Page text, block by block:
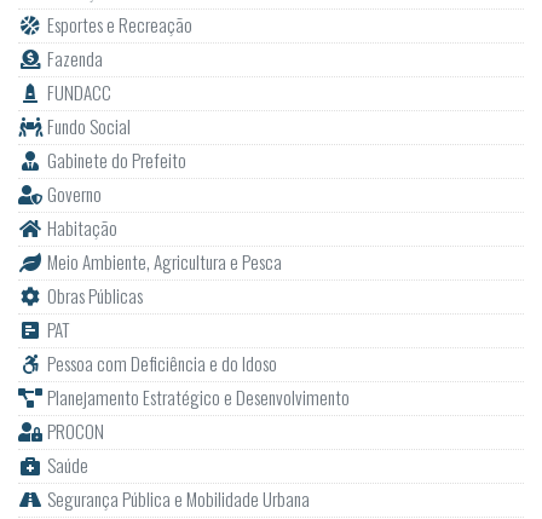
Esportes e Recreação
Fazenda
FUNDACC
Fundo Social
Gabinete do Prefeito
Governo
Habitação
Meio Ambiente, Agricultura e Pesca
Obras Públicas
PAT
Pessoa com Deficiência e do Idoso
Planejamento Estratégico e Desenvolvimento
PROCON
Saúde
Segurança Pública e Mobilidade Urbana